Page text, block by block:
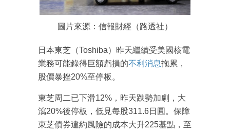
圖片來源：信報財經（路透社）
日本東芝（Toshiba）昨天繼續受美國核電
業務可能錄得巨額虧損的不利消息拖累，
股價暴挫20%至停板。
東芝周二已下滑12%，昨天跌勢加劇，大
瀉20%後停板，低見每股311.6日圓。保障
東芝債券違約風險的成本大升225基點，至